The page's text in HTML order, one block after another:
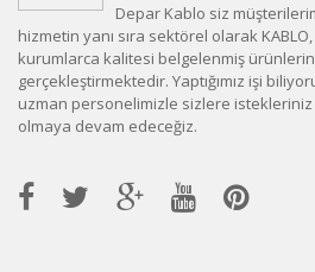
Depar Kablo siz
hizmetin yanı sıra sektörel olarak
kurumlarca kalitesi belgelenmiş ürünlerin
gerçekleştirmektedir. Yaptığımız işi
uzman personelimizle sizlere istekleriniz
olmaya devam edeceğiz.